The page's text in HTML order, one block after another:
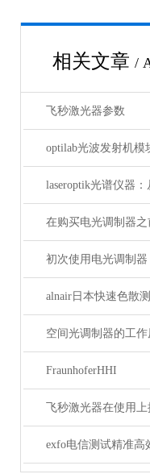
相关文章 /
飞秒激光器参数
空间光调制器的工作
FraunhoferHHI